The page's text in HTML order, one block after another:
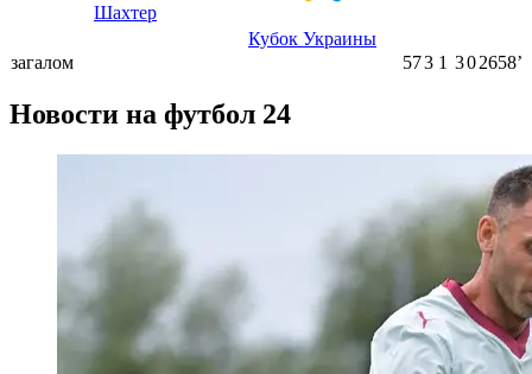
Шахтер
Кубок Украины
загалом 573 1 302658ʼ
Новости на футбол 24